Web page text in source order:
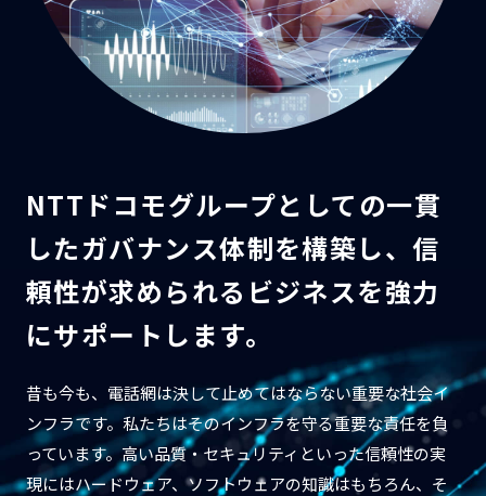
NTTドコモグループとしての一貫
したガバナンス体制を構築し、信
頼性が求められるビジネスを強力
にサポートします。
昔も今も、電話網は決して止めてはならない重要な社会イ
ンフラです。私たちはそのインフラを守る重要な責任を負
っています。高い品質・セキュリティといった信頼性の実
現にはハードウェア、ソフトウェアの知識はもちろん、そ